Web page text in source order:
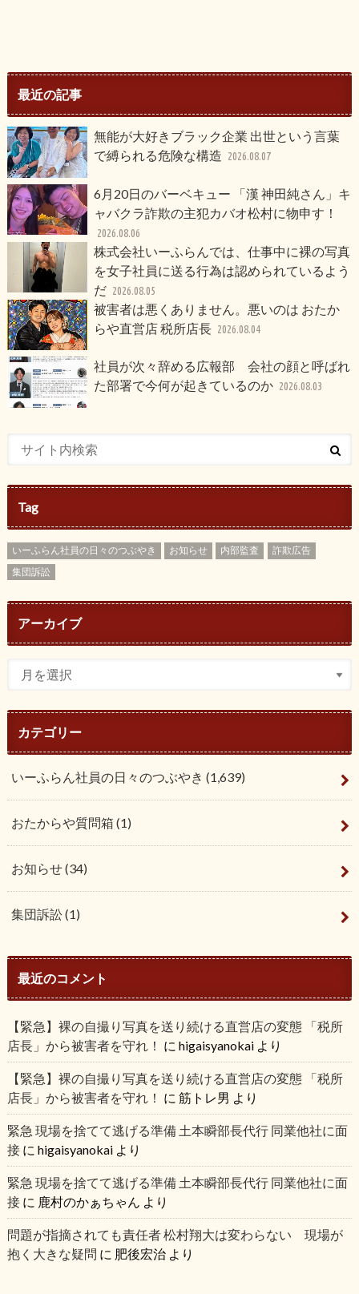
最近の記事
無能が大好きブラック企業 出世という言葉
で縛られる危険な構造 2026.08.07
6月20日のバーベキュー 「漢 神田純さん」キ
ャバクラ詐欺の主犯カバオ松村に物申す！
2026.08.06
株式会社いーふらんでは、仕事中に裸の写真
を女子社員に送る行為は認められているよう
だ 2026.08.05
被害者は悪くありません。悪いのは おたか
らや直営店 税所店長 2026.08.04
社員が次々辞める広報部 会社の顔と呼ばれ
た部署で今何が起きているのか 2026.08.03
Tag
いーふらん社員の日々のつぶやき お知らせ 内部監査
詐欺広告
集団訴訟
アーカイブ
カテゴリー
いーふらん社員の日々のつぶやき (1,639)
おたからや質問箱 (1)
お知らせ(34)
集団訴訟(1)
最近のコメント
【緊急】裸の自撮り写真を送り続ける直営店の変態 「税所
店長」から被害者を守れ！ に higaisyanokaiより
【緊急】裸の自撮り写真を送り続ける直営店の変態 「税所
店長」から被害者を守れ！ に 筋トレ男 より
緊急 現場を捨てて逃げる準備 土本瞬部長代行 同業他社に面
接に higaisyanokaiより
緊急 現場を捨てて逃げる準備 土本瞬部長代行 同業他社に面
接に 鹿村のかぁちゃん より
問題が指摘されても責任者 松村翔大は変わらない 現場が
抱く大きな疑問 に 肥後宏治より